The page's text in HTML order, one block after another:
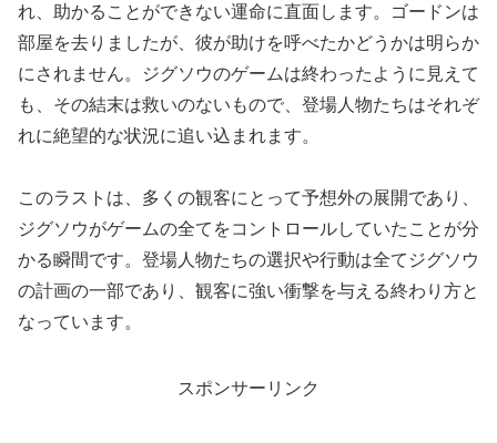
れ、助かることができない運命に直面します。ゴードンは
部屋を去りましたが、彼が助けを呼べたかどうかは明らか
にされません。ジグソウのゲームは終わったように見えて
も、その結末は救いのないもので、登場人物たちはそれぞ
れに絶望的な状況に追い込まれます。
このラストは、多くの観客にとって予想外の展開であり、
ジグソウがゲームの全てをコントロールしていたことが分
かる瞬間です。登場人物たちの選択や行動は全てジグソウ
の計画の一部であり、観客に強い衝撃を与える終わり方と
なっています。
スポンサーリンク